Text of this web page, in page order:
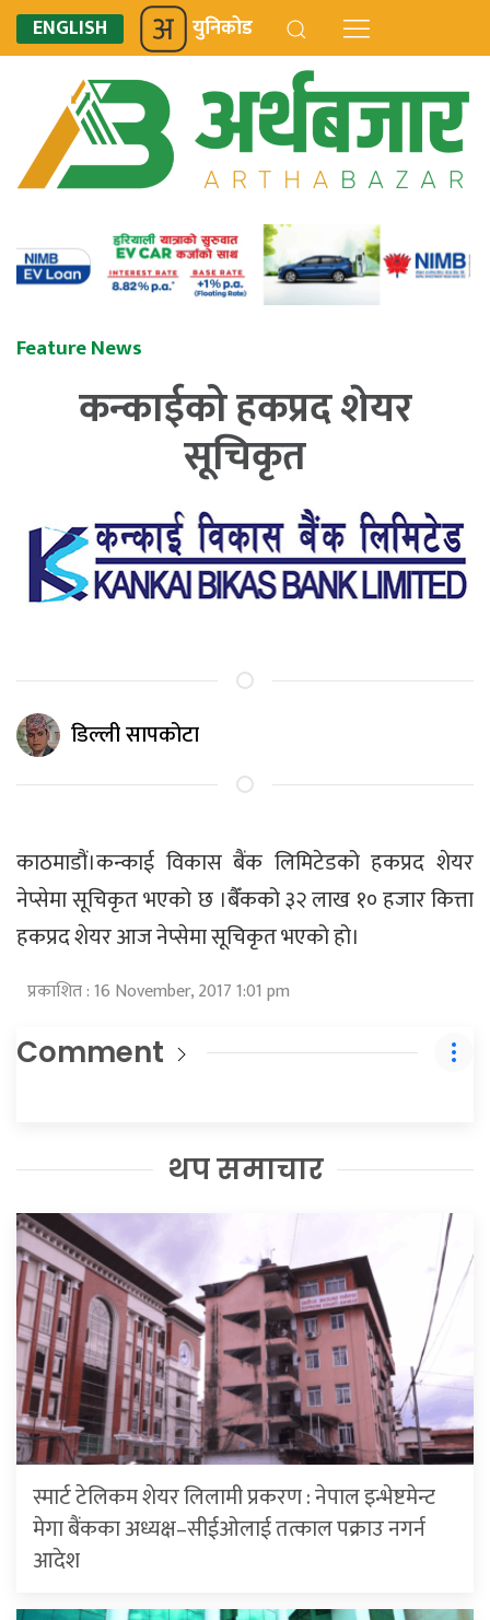
ENGLISH युनिकोड
Feature News
कन्काईको हकप्रद शेयर
सूचिकृत
डिल्ली सापकोटा
काठमाडौं।कन्काई विकास बैंक लिमिटेडको हकप्रद शेयर
नेप्सेमा सूचिकृत भएको छ ।बैँकको ३२ लाख १० हजार कित्ता
हकप्रद शेयर आज नेप्सेमा सूचिकृत भएको हो।
प्रकाशित : 16 November, 2017 1:01 pm
Comment
थप समाचार
स्मार्ट टेलिकम शेयर लिलामी प्रकरण : नेपाल इन्भेष्टमेन्ट
मेगा बैंकका अध्यक्ष–सीईओलाई तत्काल पक्राउ नगर्न
आदेश